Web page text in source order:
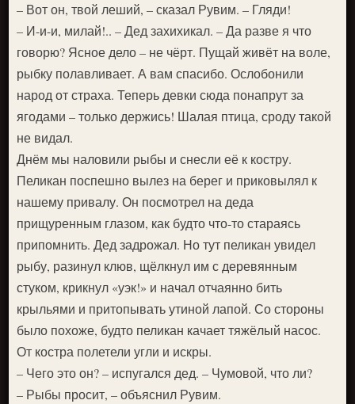
– Вот он, твой леший, – сказал Рувим. – Гляди!
– И-и-и, милай!.. – Дед захихикал. – Да разве я что
говорю? Ясное дело – не чёрт. Пущай живёт на воле,
рыбку полавливает. А вам спасибо. Ослобонили
народ от страха. Теперь девки сюда понапрут за
ягодами – только держись! Шалая птица, сроду такой
не видал.
Днём мы наловили рыбы и снесли её к костру.
Пеликан поспешно вылез на берег и приковылял к
нашему привалу. Он посмотрел на деда
прищуренным глазом, как будто что-то стараясь
припомнить. Дед задрожал. Но тут пеликан увидел
рыбу, разинул клюв, щёлкнул им с деревянным
стуком, крикнул «уэк!» и начал отчаянно бить
крыльями и притопывать утиной лапой. Со стороны
было похоже, будто пеликан качает тяжёлый насос.
От костра полетели угли и искры.
– Чего это он? – испугался дед. – Чумовой, что ли?
– Рыбы просит, – объяснил Рувим.